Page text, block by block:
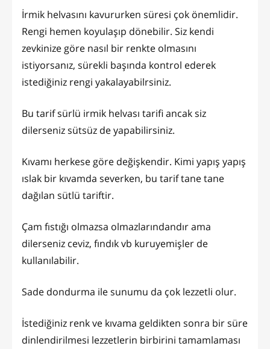
İrmik helvasını kavururken süresi çok önemlidir.
Rengi hemen koyulaşıp dönebilir. Siz kendi
zevkinize göre nasıl bir renkte olmasını
istiyorsanız, sürekli başında kontrol ederek
istediğiniz rengi yakalayabilrsiniz.
Bu tarif sürlü irmik helvası tarifi ancak siz
dilerseniz sütsüz de yapabilirsiniz.
Kıvamı herkese göre değişkendir. Kimi yapış yapış
ıslak bir kıvamda severken, bu tarif tane tane
dağılan sütlü tariftir.
Çam fıstığı olmazsa olmazlarındandır ama
dilerseniz ceviz, fındık vb kuruyemişler de
kullanılabilir.
Sade dondurma ile sunumu da çok lezzetli olur.
İstediğiniz renk ve kıvama geldikten sonra bir süre
dinlendirilmesi lezzetlerin birbirini tamamlaması